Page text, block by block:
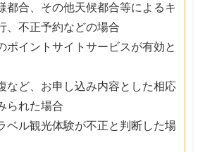
都合、その他天候都合等によるキ
、不正予約などの場合
ポイントサイトサービスが有効と
など、お申し込み内容とした相応
られた場合
ベル観光体験が不正と判断した場